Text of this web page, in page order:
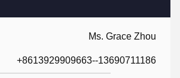
Ms. Grace Zhou
+8613929909663--13690711186